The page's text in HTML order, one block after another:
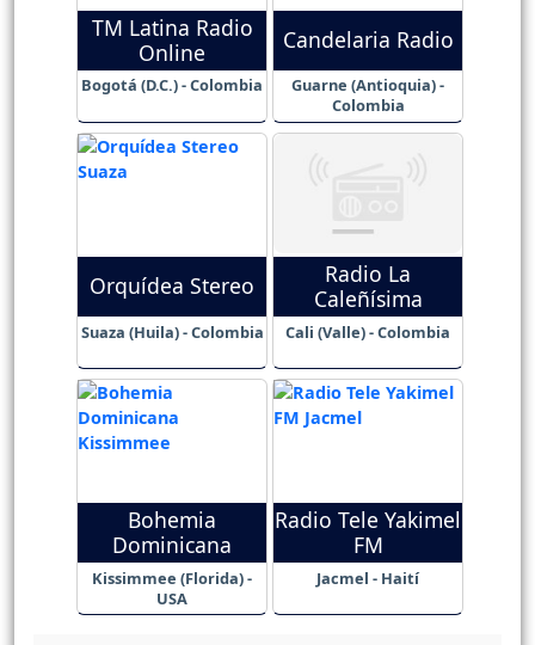
TM Latina Radio
Online
Bogotá (D.C.) - Colombia
Candelaria Radio
Guarne (Antioquia) -
Colombia
Orquídea Stereo
Suaza (Huila) - Colombia
Radio La
Caleñísima
Cali (Valle) - Colombia
Bohemia
Dominicana
Kissimmee (Florida) -
USA
Radio Tele Yakimel
FM
Jacmel - Haití